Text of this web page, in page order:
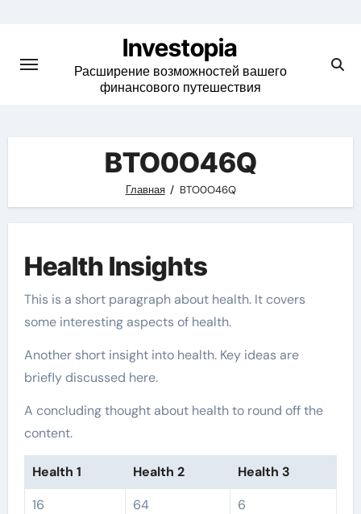
content
Investopia
Расширение возможностей вашего
финансового путешествия
BTO0O46Q
Главная BTO0O46Q
Health Insights
This is a short paragraph about health. It covers
some interesting aspects of health.
Another short insight into health. Key ideas are
briefly discussed here.
A concluding thought about health to round off the
content.
Health 1 Health 2
Health 3
16
64
6